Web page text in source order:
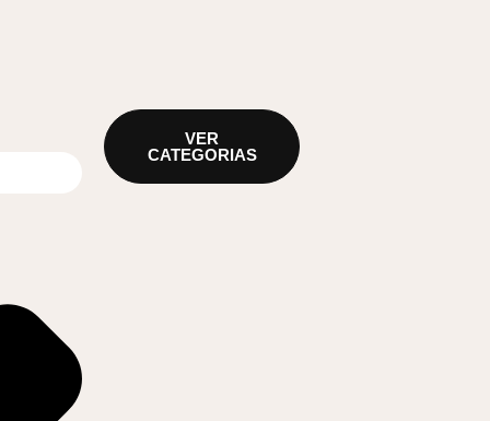
VER
CATEGORIAS